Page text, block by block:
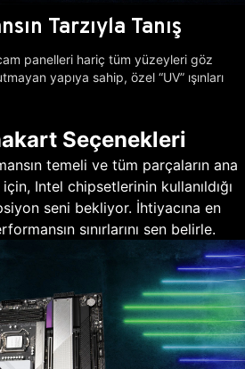
Tarzıyla Tanış
panelleri hariç tüm yüzeyleri göz
yapıya sahip, özel “UV” ışınları
Seçenekleri
temeli ve tüm parçaların ana
Intel chipsetlerinin kullanıldığı
seni bekliyor. İhtiyacına en
sınırlarını sen belirle.